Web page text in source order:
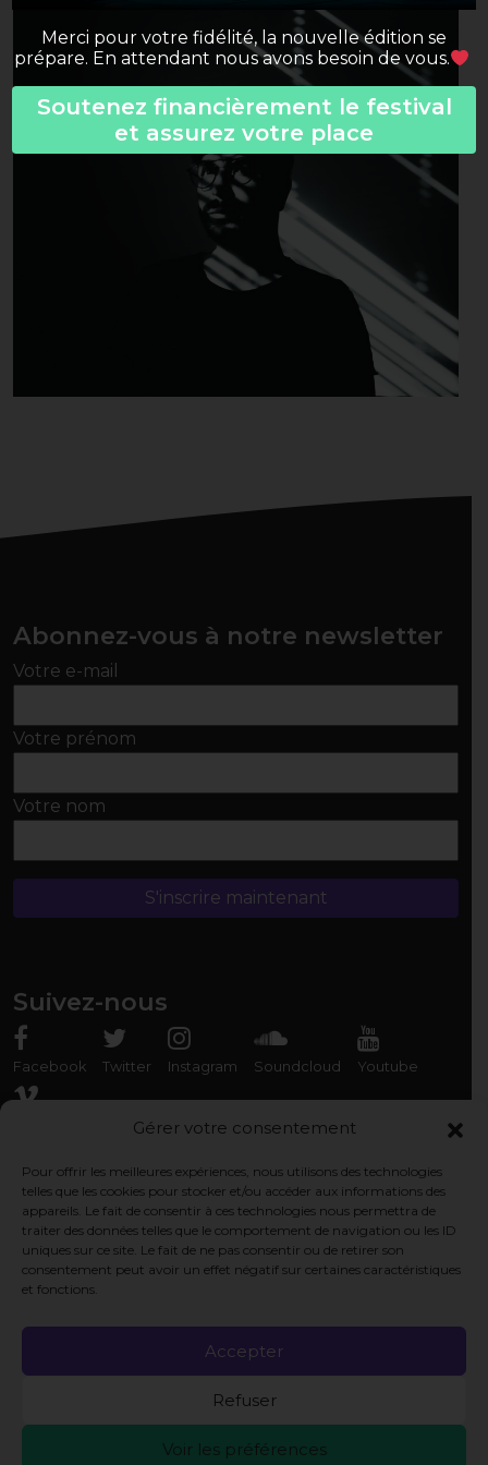
Gérer votre consentement
Pour offrir les meilleures expériences, nous utilisons des technologies
telles que les cookies pour stocker et/ou accéder aux informations des
appareils. Le fait de consentir à ces technologies nous permettra de
traiter des données telles que le comportement de navigation ou les ID
uniques sur ce site. Le fait de ne pas consentir ou de retirer son
consentement peut avoir un effet négatif sur certaines caractéristiques
et fonctions.
Accepter
Refuser
Voir les préférences
Abonnez-vous à notre newsletter
Votre e-mail
Votre prénom
Votre nom
Suivez-nous
Facebook Twitter Instagram Soundcloud Youtube
Rencontrez-nous
Association Organ'Phantom
9 rue des Capérans, 33000 Bordeaux, France
Politique de cookie
Politique de confidentialité
Merci pour votre fidélité, la nouvelle édition se
prépare. En attendant nous avons besoin de vous.
Soutenez financièrement le festival
et assurez votre place